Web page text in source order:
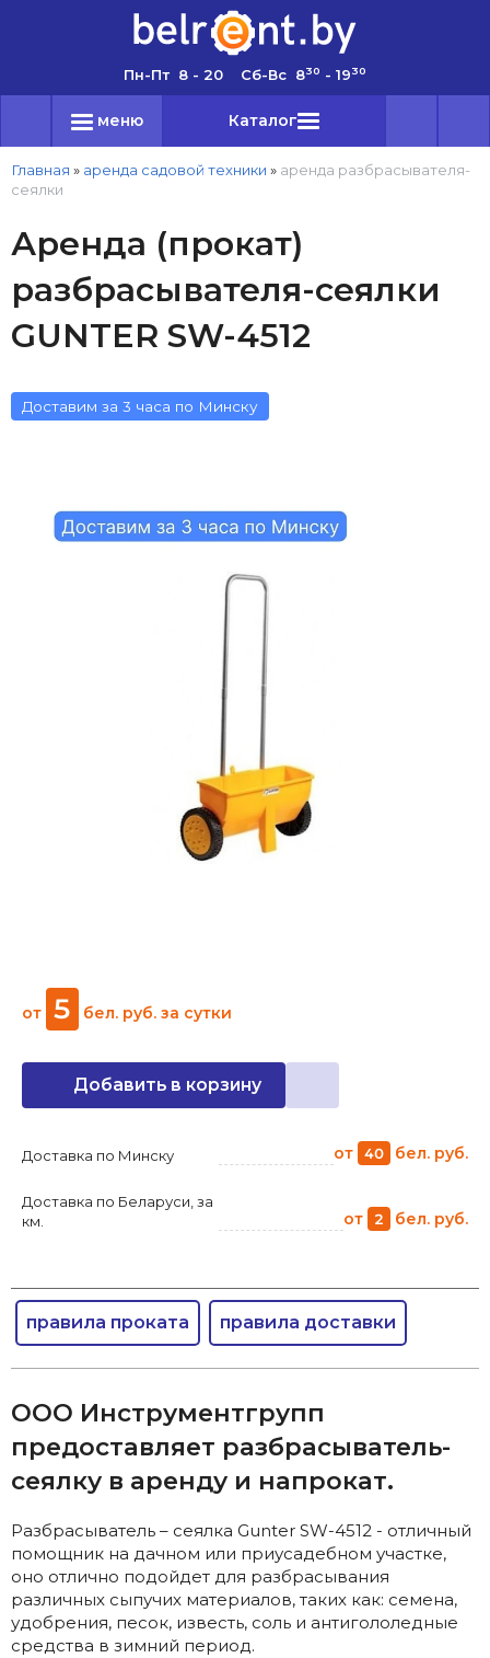
Пн-Пт 8 - 20 Сб-Вс 830 - 1930
меню Каталог
Главная » аренда садовой техники » аренда разбрасывателя-
сеялки
Аренда (прокат)
разбрасывателя-сеялки
GUNTER SW-4512
Доставим за 3 часа по Минску
от 5 бел. руб. за сутки
Добавить в корзину
Доставка по Минску от 40 бел. руб.
Доставка по Беларуси, за
км.
от 2 бел. руб.
правила проката правила доставки
ООО Инструментгрупп
предоставляет разбрасыватель-
сеялку в аренду и напрокат.
Разбрасыватель – сеялка Gunter SW-4512 - отличный
помощник на дачном или приусадебном участке,
оно отлично подойдет для разбрасывания
различных сыпучих материалов, таких как: семена,
удобрения, песок, известь, соль и антигололедные
средства в зимний период.